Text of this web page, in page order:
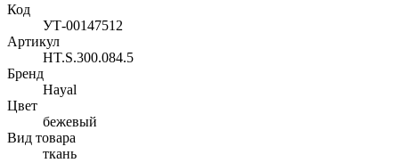
Код
УТ-00147512
Артикул
HT.S.300.084.5
Бренд
Hayal
Цвет
бежевый
Вид товара
ткань